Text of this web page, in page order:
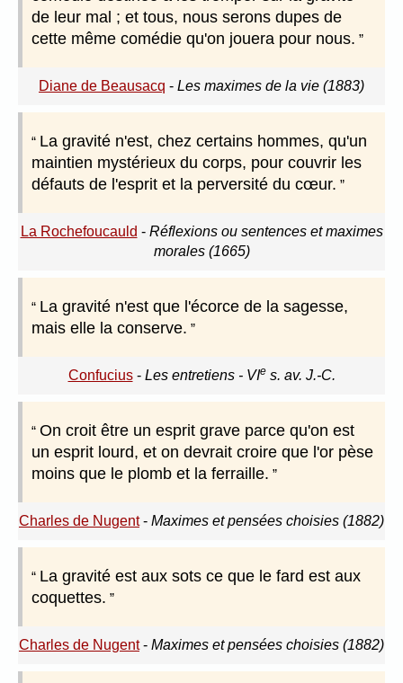
de leur mal ; et tous, nous serons dupes de
cette même comédie qu'on jouera pour nous.
Diane de Beausacq - Les maximes de la vie (1883)
La gravité n'est, chez certains hommes, qu'un
maintien mystérieux du corps, pour couvrir les
défauts de l'esprit et la perversité du cœur.
La Rochefoucauld - Réflexions ou sentences et maximes
morales (1665)
La gravité n'est que l'écorce de la sagesse,
mais elle la conserve.
Confucius- Les entretiens - VIes. av. J.-C.
On croit être un esprit grave parce qu'on est
un esprit lourd, et on devrait croire que l'or pèse
moins que le plomb et la ferraille.
Charles de Nugent- Maximes et pensées choisies (1882)
La gravité est aux sots ce que le fard est aux
coquettes.
Charles de Nugent- Maximes et pensées choisies (1882)